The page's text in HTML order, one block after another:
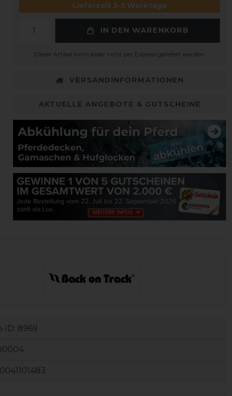
Lieferzeit 3-5 Werktage
IN DEN WARENKORB
Dieser Artikel kann leider nicht per Express geliefert werden.
VERSANDINFORMATIONEN
AKTUELLE ANGEBOTE & GUTSCHEINE
ID: 8969